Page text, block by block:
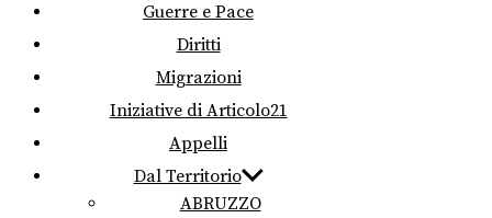
Guerre e Pace
Diritti
Migrazioni
Iniziative di Articolo21
Appelli
Dal Territorio
ABRUZZO